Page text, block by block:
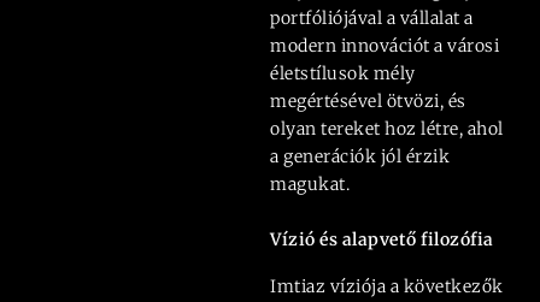
portfóliójával a vállalat a
modern innovációt a városi
életstílusok mély
megértésével ötvözi, és
olyan tereket hoz létre, ahol
a generációk jól érzik
magukat.
Vízió és alapvető filozófia
Imtiaz víziója a következők